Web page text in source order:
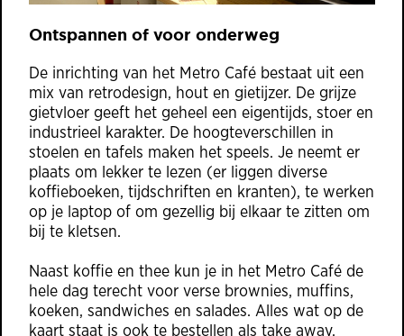
Ontspannen of voor onderweg
De inrichting van het Metro Café bestaat uit een
mix van retrodesign, hout en gietijzer. De grijze
gietvloer geeft het geheel een eigentijds, stoer en
industrieel karakter. De hoogteverschillen in
stoelen en tafels maken het speels. Je neemt er
plaats om lekker te lezen (er liggen diverse
koffieboeken, tijdschriften en kranten), te werken
op je laptop of om gezellig bij elkaar te zitten om
bij te kletsen.
Naast koffie en thee kun je in het Metro Café de
hele dag terecht voor verse brownies, muffins,
koeken, sandwiches en salades. Alles wat op de
kaart staat is ook te bestellen als take away.